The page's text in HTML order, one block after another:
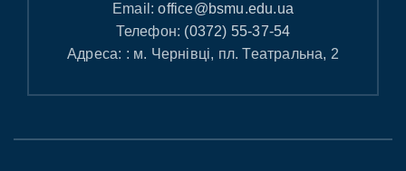
Email:office@bsmu.edu.ua
Телефон: (0372) 55-37-54
Адреса: : м. Чернівці, пл. Театральна, 2